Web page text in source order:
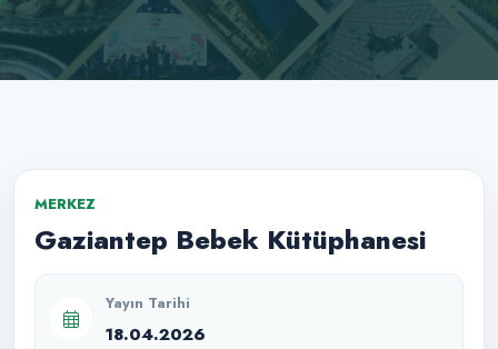
MERKEZ
Gaziantep Bebek Kütüphanesi
Yayın Tarihi
18.04.2026